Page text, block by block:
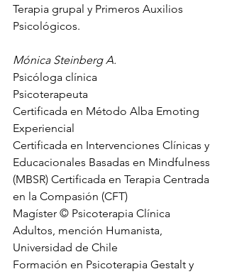
Terapia grupal y Primeros Auxilios
Psicológicos.
Mónica Steinberg A.
Psicóloga clínica
Psicoterapeuta
Certificada en Método Alba Emoting
Experiencial
Certificada en Intervenciones Clínicas y
Educacionales Basadas en Mindfulness
(MBSR) Certificada en Terapia Centrada
en la Compasión (CFT)
Magíster © Psicoterapia Clínica
Adultos, mención Humanista,
Universidad de Chile
Formación en Psicoterapia Gestalt y